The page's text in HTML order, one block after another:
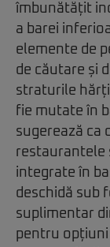
îmbunătățit
a barei
elemente de
de căutare și
straturile
fie mutate în
sugerează ca
restaurantele
integrate în
deschidă sub
suplimentar
pentru opțiuni